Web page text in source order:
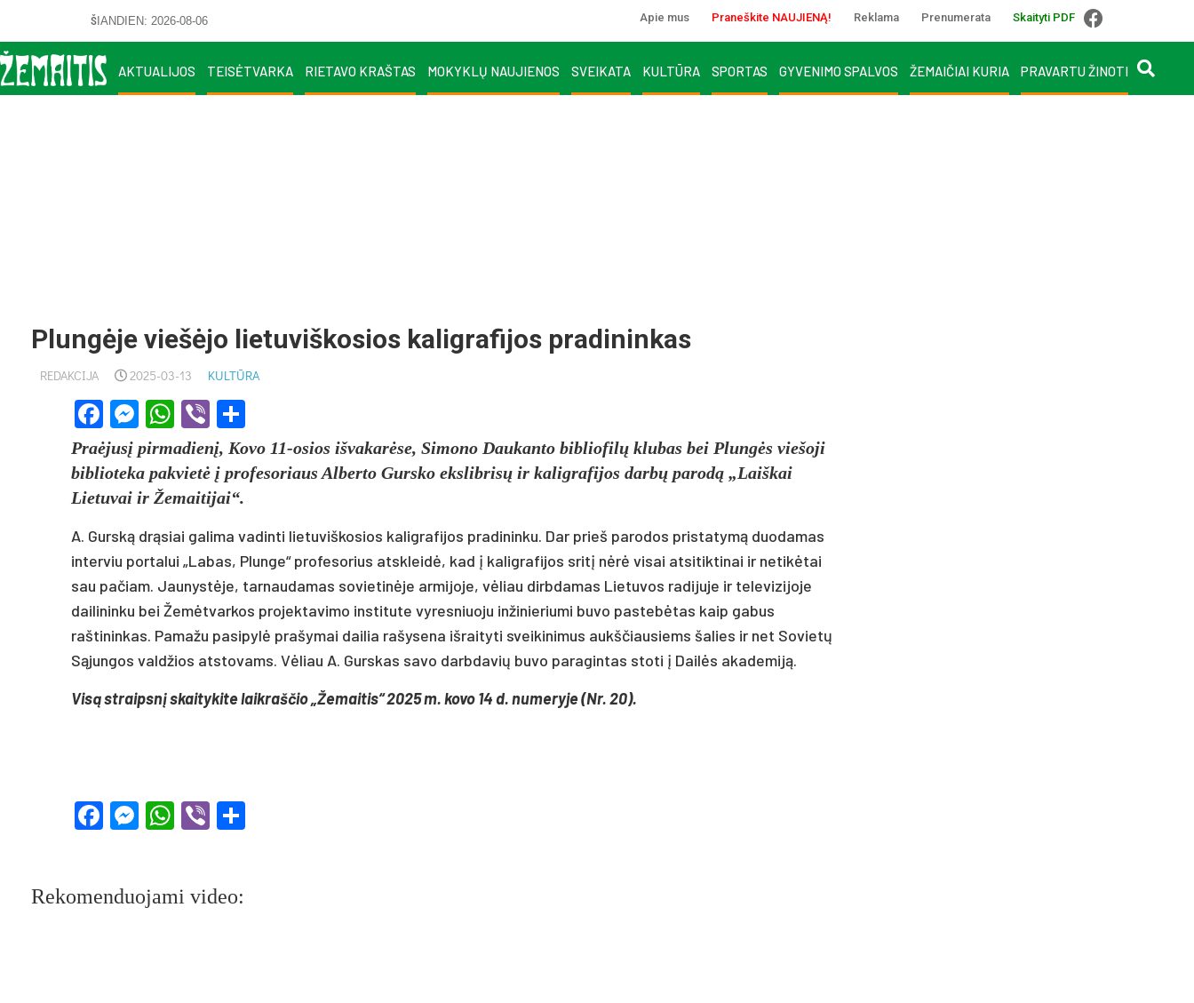
ŠIANDIEN: 2026-08-06 Apie mus Praneškite NAUJIENĄ! Reklama Prenumerata Skaityti PDF
AKTUALIJOS TEISĖTVARKA RIETAVO KRAŠTAS MOKYKLŲ NAUJIENOS SVEIKATA KULTŪRA SPORTAS GYVENIMO SPALVOS ŽEMAIČIAI KURIA PRAVARTU ŽINOTI
Plungėje viešėjo lietuviškosios kaligrafijos pradininkas
REDAKCIJA 2025-03-13 KULTŪRA
Facebook
Messenger
WhatsApp
Viber
Praėjusį pirmadienį, Kovo 11-osios išvakarėse, Simono Daukanto bibliofilų klubas bei Plungės viešoji
biblioteka pakvietė į profesoriaus Alberto Gursko ekslibrisų ir kaligrafijos darbų parodą „Laiškai
Lietuvai ir Žemaitijai“.
A. Gurską drąsiai galima vadinti lietuviškosios kaligrafijos pradininku. Dar prieš parodos pristatymą duodamas
interviu portalui „Labas, Plunge“ profesorius atskleidė, kad į kaligrafijos sritį nėrė visai atsitiktinai ir netikėtai
sau pačiam. Jaunystėje, tarnaudamas sovietinėje armijoje, vėliau dirbdamas Lietuvos radijuje ir televizijoje
dailininku bei Žemėtvarkos projektavimo institute vyresniuoju inžinieriumi buvo pastebėtas kaip gabus
raštininkas. Pamažu pasipylė prašymai dailia rašysena išraityti sveikinimus aukščiausiems šalies ir net Sovietų
Sąjungos valdžios atstovams. Vėliau A. Gurskas savo darbdavių buvo paragintas stoti į Dailės akademiją.
Visą straipsnį skaitykite laikraščio „Žemaitis“ 2025 m. kovo 14 d. numeryje (Nr. 20).
Facebook
Messenger
WhatsApp
Viber
Rekomenduojami video: